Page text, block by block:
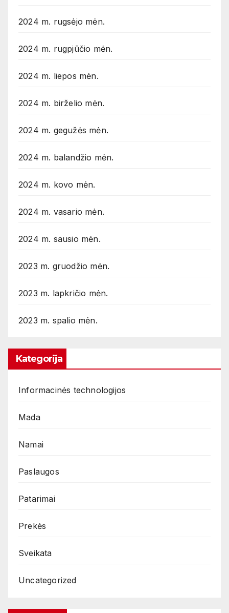
2024 m. rugsėjo mėn.
2024 m. rugpjūčio mėn.
2024 m. liepos mėn.
2024 m. birželio mėn.
2024 m. gegužės mėn.
2024 m. balandžio mėn.
2024 m. kovo mėn.
2024 m. vasario mėn.
2024 m. sausio mėn.
2023 m. gruodžio mėn.
2023 m. lapkričio mėn.
2023 m. spalio mėn.
Kategorija
Informacinės technologijos
Mada
Namai
Paslaugos
Patarimai
Prekės
Sveikata
Uncategorized